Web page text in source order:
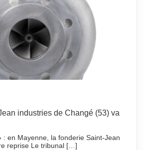
industries de Changé (53) va
: en Mayenne, la fonderie Saint-Jean
reprise Le tribunal […]